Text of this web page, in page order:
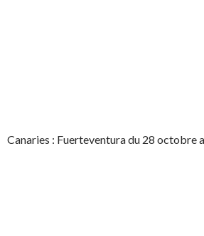
Canaries : Fuerteventura du 28 octobre